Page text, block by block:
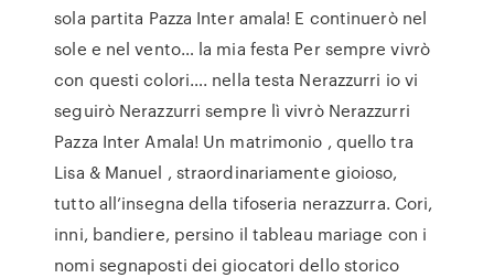
sola partita Pazza Inter amala! E continuerò nel
sole e nel vento… la mia festa Per sempre vivrò
con questi colori…. nella testa Nerazzurri io vi
seguirò Nerazzurri sempre lì vivrò Nerazzurri
Pazza Inter Amala! Un matrimonio , quello tra
Lisa & Manuel , straordinariamente gioioso,
tutto all’insegna della tifoseria nerazzurra. Cori,
inni, bandiere, persino il tableau mariage con i
nomi segnaposti dei giocatori dello storico